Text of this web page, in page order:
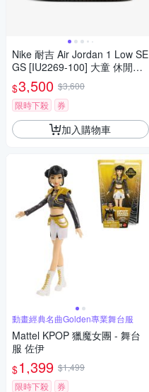
Nike 耐吉 Air Jordan 1 Low SE
GS [IU2269-100] 大童 休閒鞋
爆裂紋 大象灰
$3,500 $3,600
限時下殺
券
加入購物車
動畫經典名曲Golden專業舞台服
Mattel KPOP 獵魔女團 - 舞台
服 佐伊
$1,399 $1,499
限時下殺
券